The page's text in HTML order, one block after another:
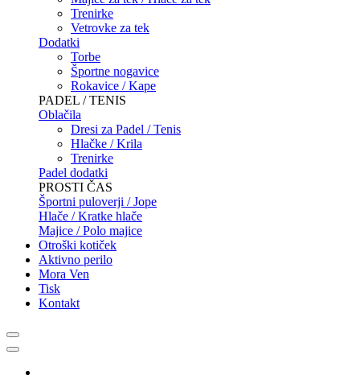
Trenirke
Vetrovke za tek
Dodatki
Torbe
Športne nogavice
Rokavice / Kape
PADEL / TENIS
Oblačila
Dresi za Padel / Tenis
Hlačke / Krila
Trenirke
Padel dodatki
PROSTI ČAS
Športni puloverji / Jope
Hlače / Kratke hlače
Majice / Polo majice
Otroški kotiček
Aktivno perilo
Mora Ven
Tisk
Kontakt